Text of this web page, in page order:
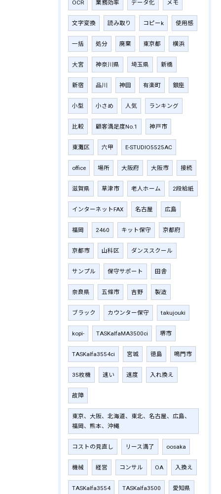
OCR 業務効率 データ化 メモ
文字変換 読み取り コピーk 使用感
一括 処分 廃棄 東京都 横浜
大宮 神奈川県 埼玉県 新橋
新宿 品川 神田 有楽町 銀座
小型 小さめ 人気 ランキング
比較 顧客満足度No.1 神戸市
東灘区 六甲 E-STUDIO5525AC
office 場所 大阪府 大阪市 接続
滋賀県 草津市 老人ホーム 2段給紙
インターネットFAX 名古屋 広島
福岡 2460 キット保守 京都府
京都市 山科区 ダンススクール
サンプル 保守サポート 田舎
奈良県 五條市 吉野 製造
ブラック カウンター保守 takujouki
kopi- TASKalfaMA3500ci 堺市
TASKalfa3554ci 宮城 徳島 鳴門市
35枚機 速い 速度 入れ換え
故障
東京、大阪、北海道、東北、名古屋、広島、
福岡、熊本、沖縄
コストの見直し リース満了 oosaka
機械 経営 コンサル OA 入換え
TASKalfa3554 TASKalfa3500 愛知県